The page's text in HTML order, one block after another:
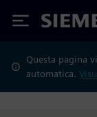
Siemens
Questa pagina
automatica.